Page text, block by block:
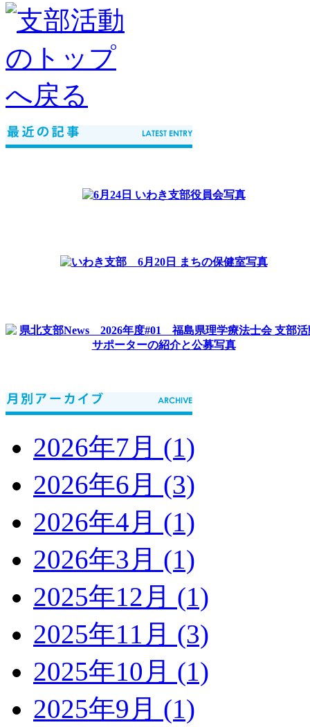
2026年7月 (1)
2026年6月 (3)
2026年4月 (1)
2026年3月 (1)
2025年12月 (1)
2025年11月 (3)
2025年10月 (1)
2025年9月 (1)